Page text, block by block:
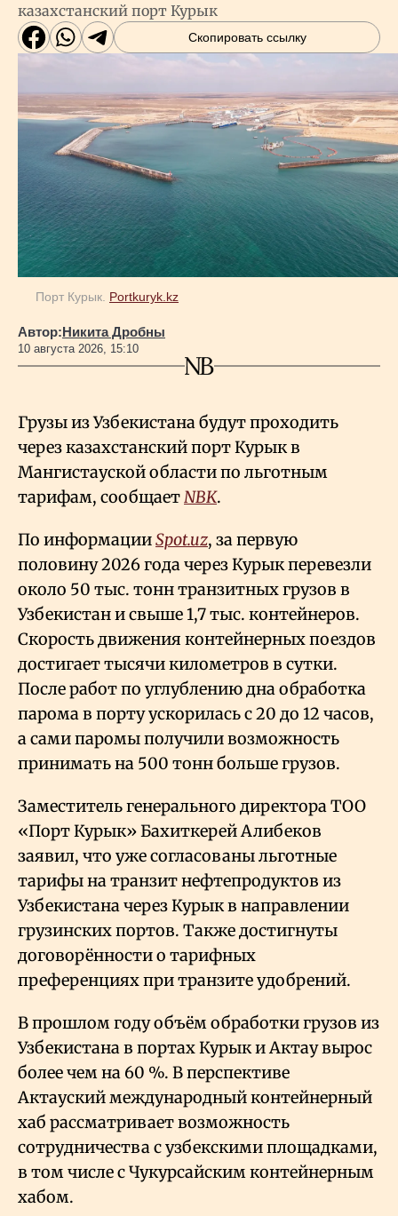
казахстанский порт Курык
Скопировать ссылку
Порт Курык. Portkuryk.kz
Автор:Никита Дробны
10 августа 2026, 15:10
Грузы из Узбекистана будут проходить
через казахстанский порт Курык в
Мангистауской области по льготным
тарифам, сообщаетNBK.
По информацииSpot.uz, за первую
половину 2026 года через Курык перевезли
около 50 тыс. тонн транзитных грузов в
Узбекистан и свыше 1,7 тыс. контейнеров.
Скорость движения контейнерных поездов
достигает тысячи километров в сутки.
После работ по углублению дна обработка
парома в порту ускорилась с 20 до 12 часов,
а сами паромы получили возможность
принимать на 500 тонн больше грузов.
Заместитель генерального директора ТОО
«Порт Курык» Бахиткерей Алибеков
заявил, что уже согласованы льготные
тарифы на транзит нефтепродуктов из
Узбекистана через Курык в направлении
грузинских портов. Также достигнуты
договорённости о тарифных
преференциях при транзите удобрений.
В прошлом году объём обработки грузов из
Узбекистана в портах Курык и Актау вырос
более чем на 60 %. В перспективе
Актауский международный контейнерный
хаб рассматривает возможность
сотрудничества с узбекскими площадками,
в том числе с Чукурсайским контейнерным
хабом.